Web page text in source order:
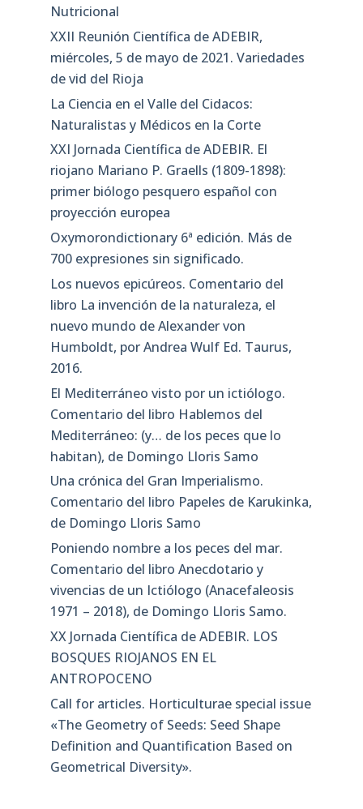
Nutricional
XXII Reunión Científica de ADEBIR,
miércoles, 5 de mayo de 2021. Variedades
de vid del Rioja
La Ciencia en el Valle del Cidacos:
Naturalistas y Médicos en la Corte
XXI Jornada Científica de ADEBIR. El
riojano Mariano P. Graells (1809-1898):
primer biólogo pesquero español con
proyección europea
Oxymorondictionary 6ª edición. Más de
700 expresiones sin significado.
Los nuevos epicúreos. Comentario del
libro La invención de la naturaleza, el
nuevo mundo de Alexander von
Humboldt, por Andrea Wulf Ed. Taurus,
2016.
El Mediterráneo visto por un ictiólogo.
Comentario del libro Hablemos del
Mediterráneo: (y… de los peces que lo
habitan), de Domingo Lloris Samo
Una crónica del Gran Imperialismo.
Comentario del libro Papeles de Karukinka,
de Domingo Lloris Samo
Poniendo nombre a los peces del mar.
Comentario del libro Anecdotario y
vivencias de un Ictiólogo (Anacefaleosis
1971 – 2018), de Domingo Lloris Samo.
XX Jornada Científica de ADEBIR. LOS
BOSQUES RIOJANOS EN EL
ANTROPOCENO
Call for articles. Horticulturae special issue
«The Geometry of Seeds: Seed Shape
Definition and Quantification Based on
Geometrical Diversity»​.